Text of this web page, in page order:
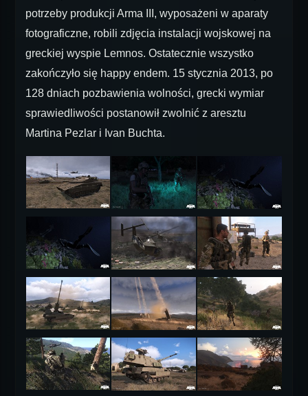
potrzeby produkcji Arma III, wyposażeni w aparaty
fotograficzne, robili zdjęcia instalacji wojskowej na
greckiej wyspie Lemnos. Ostatecznie wszystko
zakończyło się happy endem. 15 stycznia 2013, po
128 dniach pozbawienia wolności, grecki wymiar
sprawiedliwości postanowił zwolnić z aresztu
Martina Pezlar i Ivan Buchta.